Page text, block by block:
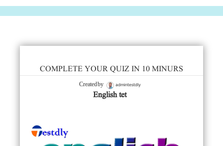
COMPLETE YOUR QUIZ IN 10 MINURS
Created by admintestdly
English tet